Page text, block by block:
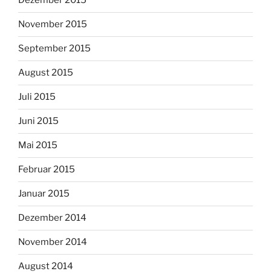
November 2015
September 2015
August 2015
Juli 2015
Juni 2015
Mai 2015
Februar 2015
Januar 2015
Dezember 2014
November 2014
August 2014